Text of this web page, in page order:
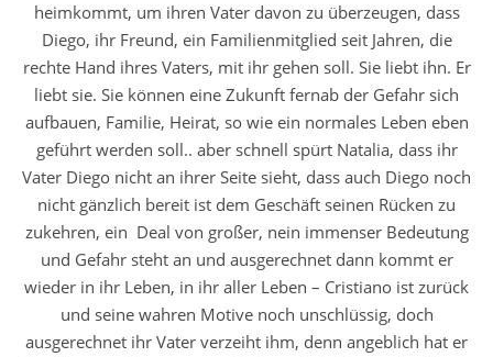
heimkommt, um ihren Vater davon zu überzeugen, dass
Diego, ihr Freund, ein Familienmitglied seit Jahren, die
rechte Hand ihres Vaters, mit ihr gehen soll. Sie liebt ihn. Er
liebt sie. Sie können eine Zukunft fernab der Gefahr sich
aufbauen, Familie, Heirat, so wie ein normales Leben eben
geführt werden soll.. aber schnell spürt Natalia, dass ihr
Vater Diego nicht an ihrer Seite sieht, dass auch Diego noch
nicht gänzlich bereit ist dem Geschäft seinen Rücken zu
zukehren, ein Deal von großer, nein immenser Bedeutung
und Gefahr steht an und ausgerechnet dann kommt er
wieder in ihr Leben, in ihr aller Leben – Cristiano ist zurück
und seine wahren Motive noch unschlüssig, doch
ausgerechnet ihr Vater verzeiht ihm, denn angeblich hat er